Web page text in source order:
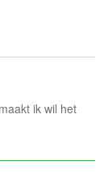
ik wil het